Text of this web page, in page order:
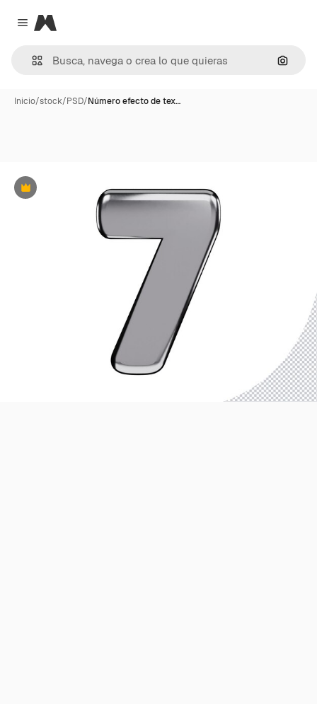
Close menu
Magnific
Inicio/stock/PSD/Número efecto de tex…
Premium